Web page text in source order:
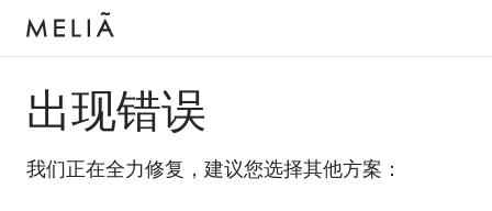
出现错误
我们正在全力修复，建议您选择其他方案：